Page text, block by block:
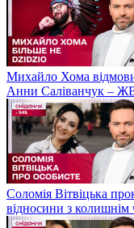
Михайло Хома
Анни Саліванчук –
Соломія Вітвіцька
відносини з